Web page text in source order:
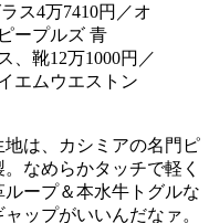
ス4万7410円／オ
ープルズ 青
、靴12万1000円／
エムウエストン
は、カシミアの名門ピ
なめらかタッチで軽く
ープ＆本水牛トグルな
ップがいいんだなァ。